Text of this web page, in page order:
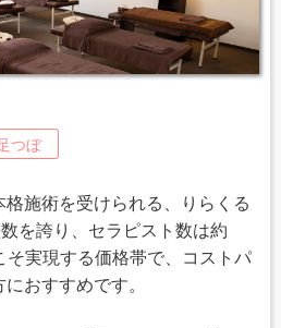
つぼ
格施術を受けられる、りらくる
を誇り、セラピスト数は約
そ実現する価格帯で、コストパ
おすすめです。